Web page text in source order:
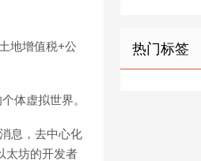
地增值税+公
体虚拟世界。
息，去中心化
太坊的开发者
热门标签